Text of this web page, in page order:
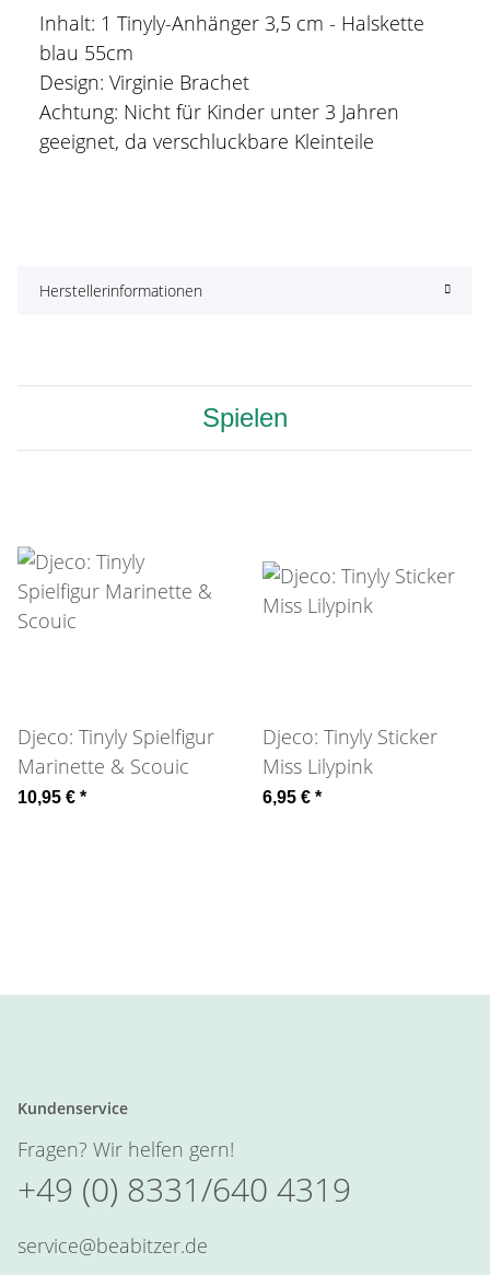
Inhalt: 1 Tinyly-Anhänger 3,5 cm - Halskette
blau 55cm
Design: Virginie Brachet
Achtung: Nicht für Kinder unter 3 Jahren
geeignet, da verschluckbare Kleinteile
Herstellerinformationen
Spielen
Djeco: Tinyly Spielfigur
Marinette & Scouic
10,95 € *
Djeco: Tinyly Sticker
Miss Lilypink
6,95 € *
Kundenservice
Fragen? Wir helfen gern!
+49 (0) 8331/640 4319
service@beabitzer.de